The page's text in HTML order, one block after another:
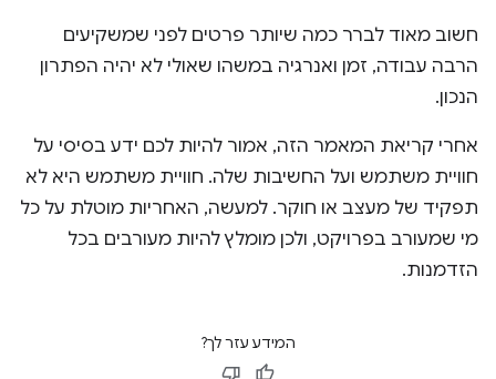
חשוב מאוד לברר כמה שיותר פרטים לפני שמשקיעים
הרבה עבודה, זמן ואנרגיה במשהו שאולי לא יהיה הפתרון
הנכון.
אחרי קריאת המאמר הזה, אמור להיות לכם ידע בסיסי על
חוויית משתמש ועל החשיבות שלה. חוויית משתמש היא לא
תפקיד של מעצב או חוקר. למעשה, האחריות מוטלת על כל
מי שמעורב בפרויקט, ולכן מומלץ להיות מעורבים בכל
הזדמנות.
המידע עזר לך?